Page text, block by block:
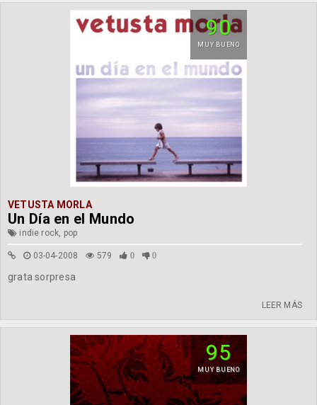
90
MUY BUENO
VETUSTA MORLA
Un Día en el Mundo
indie rock, pop
03-04-2008 579 0 0
grata sorpresa
LEER MÁS
95
MUY BUENO